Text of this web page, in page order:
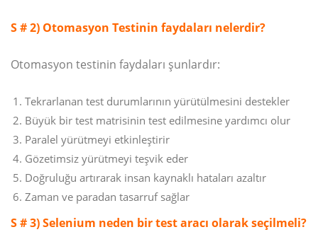
S # 2) Otomasyon Testinin faydaları nelerdir?
Otomasyon testinin faydaları şunlardır:
Tekrarlanan test durumlarının yürütülmesini destekler
Büyük bir test matrisinin test edilmesine yardımcı olur
Paralel yürütmeyi etkinleştirir
Gözetimsiz yürütmeyi teşvik eder
Doğruluğu artırarak insan kaynaklı hataları azaltır
Zaman ve paradan tasarruf sağlar
S # 3) Selenium neden bir test aracı olarak seçilmeli?